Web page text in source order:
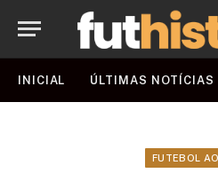
INICIAL ÚLTIMAS NOTÍCIAS
FUTEBOL